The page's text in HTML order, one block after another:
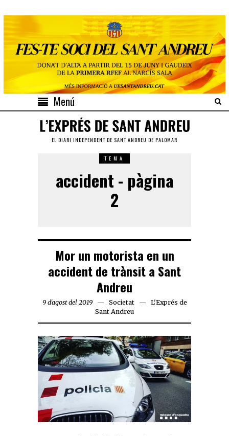
Menú
EL DIARI INDEPENDENT DE SANT ANDREU DE PALOMAR
TEMA
accident - pàgina
2
Mor un motorista en un
accident de trànsit a Sant
Andreu
9 d'agost del 2019 Societat
L'Exprés de
Sant Andreu